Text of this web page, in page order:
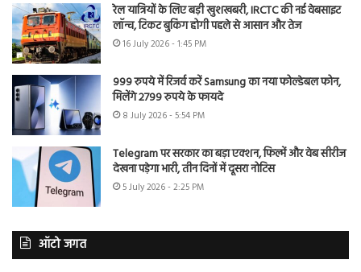
रेल यात्रियों के लिए बड़ी खुशखबरी, IRCTC की नई वेबसाइट
लॉन्च, टिकट बुकिंग होगी पहले से आसान और तेज
16 July 2026 - 1:45 PM
999 रुपये में रिजर्व करें Samsung का नया फोल्डेबल फोन,
मिलेंगे 2799 रुपये के फायदे
8 July 2026 - 5:54 PM
Telegram पर सरकार का बड़ा एक्शन, फिल्में और वेब सीरीज
देखना पड़ेगा भारी, तीन दिनों में दूसरा नोटिस
5 July 2026 - 2:25 PM
ऑटो जगत